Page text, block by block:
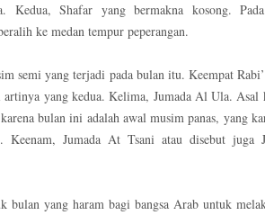
Kedua, Shafar yang bermakna kosong.
ke medan tempur peperangan.
semi yang terjadi pada bulan itu. Keempat
yang kedua. Kelima, Jumada Al Ula. Asal
bulan ini adalah awal musim panas, yang
Keenam, Jumada At Tsani atau disebut juga
bulan yang haram bagi bangsa Arab untuk